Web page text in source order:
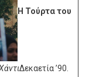
Η Τούρτα του
Δεκαετία ’90.